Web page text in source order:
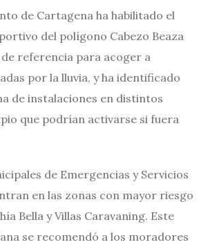
de Cartagena ha habilitado el
del polígono Cabezo Beaza
referencia para acoger a
por la lluvia, y ha identificado
de instalaciones en distintos
que podrían activarse si fuera
de Emergencias y Servicios
en las zonas con mayor riesgo
Bella y Villas Caravaning. Este
se recomendó a los moradores